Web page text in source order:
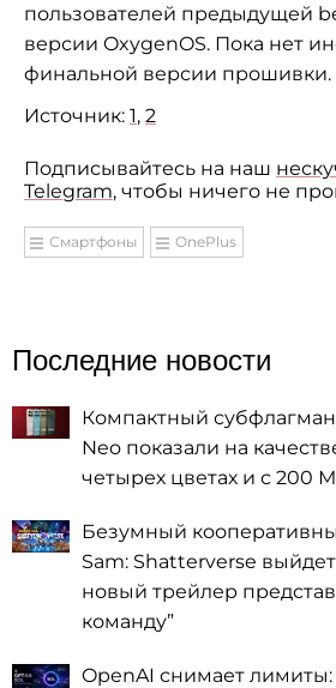
пользователей предыдущей
версии OxygenOS. Пока нет
финальной версии прошивки.
Источник: 1, 2
Подписывайтесь на наш
Telegram, чтобы ничего не
Смартфоны OnePlus
Последние новости
Компактный
Neo показали на
четырех цветах и с 200
Безумный
Sam: Shatterverse
новый трейлер
команду”
OpenAI снимает